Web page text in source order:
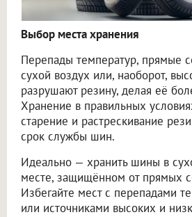
Выбор места хранения
Перепады температур, прямые
сухой воздух или, наоборот,
разрушают резину, делая её
Хранение в правильных
старение и растрескивание
срок службы шин.
Идеально — хранить шины в
месте, защищённом от прямых
Избегайте мест с перепадами
или источниками высоких и